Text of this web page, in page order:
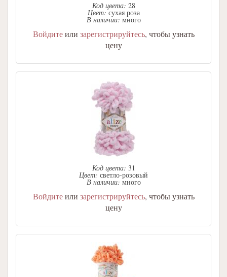
Код цвета: 28
Цвет:сухая роза
В наличии: много
Войдитеили зарегистрируйтесь, чтобы узнать
цену
Код цвета: 31
Цвет: светло-розовый
В наличии: много
Войдитеили зарегистрируйтесь, чтобы узнать
цену